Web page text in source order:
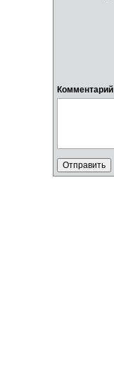
Комментарий